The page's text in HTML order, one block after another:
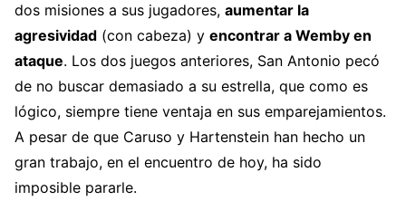
dos misiones a sus jugadores, aumentar la
agresividad (con cabeza) y encontrar a Wemby en
ataque. Los dos juegos anteriores, San Antonio pecó
de no buscar demasiado a su estrella, que como es
lógico, siempre tiene ventaja en sus emparejamientos.
A pesar de que Caruso y Hartenstein han hecho un
gran trabajo, en el encuentro de hoy, ha sido
imposible pararle.